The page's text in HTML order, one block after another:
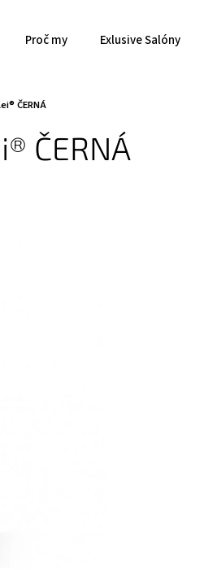
Proč my Exlusive Salóny
ČERNÁ
ČERNÁ